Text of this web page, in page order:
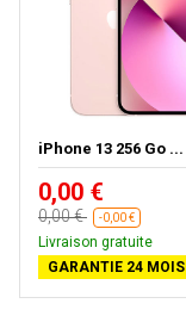
iPhone 13 256 Go ...
0,00 €
0,00 € -0,00 €
Livraison gratuite
GARANTIE 24 MOIS